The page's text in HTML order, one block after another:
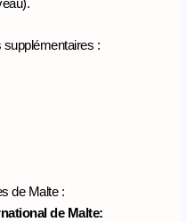
supplémentaires :
de Malte :
de Malte: